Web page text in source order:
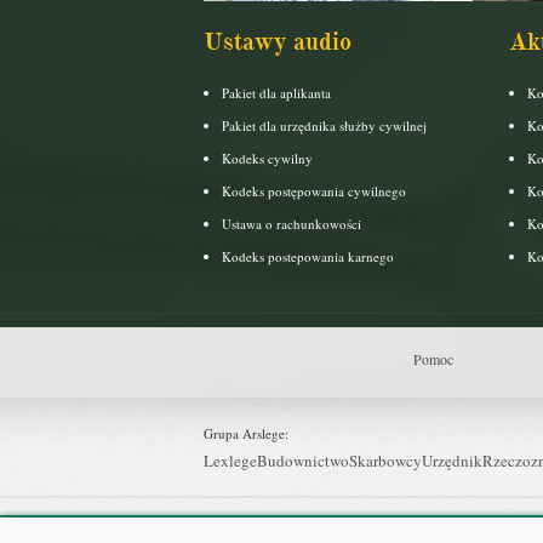
Ustawy audio
Pakiet dla aplikanta
Pakiet dla urzędnika służby cywilnej
Kodeks cywilny
Kodeks postępowania cywilnego
Ustawa o rachunkowości
Kodeks postepowania karnego
Pomoc
Grupa Arslege:
LexlegeBudownictwoSkarbowcyUrzędnik
Grupa Bonnier: